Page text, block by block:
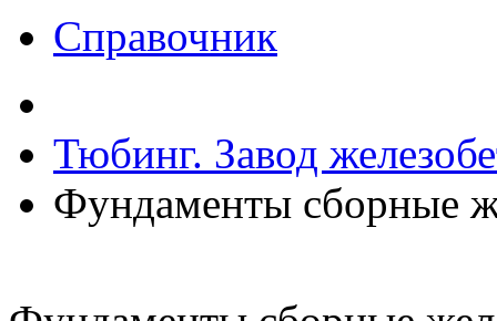
Справочник
Тюбинг. Завод
Фундаменты сборные